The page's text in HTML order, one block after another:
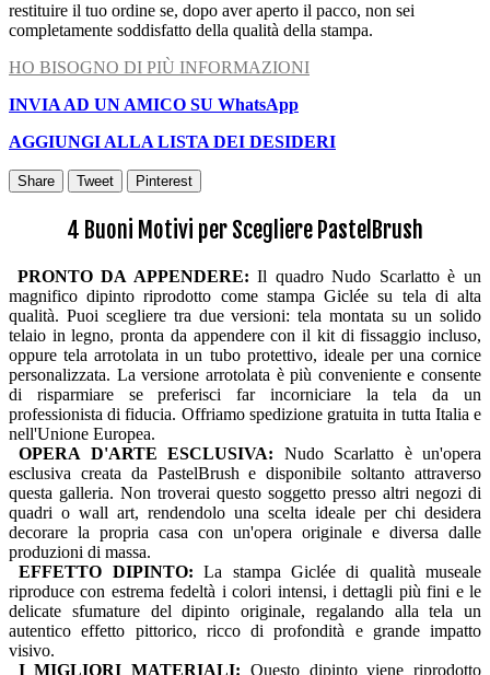
restituire il tuo ordine se, dopo aver aperto il pacco, non sei
completamente soddisfatto della qualità della stampa.
HO BISOGNO DI PIÙ INFORMAZIONI
INVIA AD UN AMICO SU WhatsApp
AGGIUNGI ALLA LISTA DEI DESIDERI
Share Tweet Pinterest
4 Buoni Motivi per Scegliere PastelBrush
PRONTO DA APPENDERE:Il quadro Nudo Scarlatto è un
magnifico dipinto riprodotto come stampa Giclée su tela di alta
qualità. Puoi scegliere tra due versioni: tela montata su un solido
telaio in legno, pronta da appendere con il kit di fissaggio incluso,
oppure tela arrotolata in un tubo protettivo, ideale per una cornice
personalizzata. La versione arrotolata è più conveniente e consente
di risparmiare se preferisci far incorniciare la tela da un
professionista di fiducia. Offriamo spedizione gratuita in tutta Italia e
nell'Unione Europea.
OPERA D'ARTE ESCLUSIVA: Nudo Scarlatto è un'opera
esclusiva creata da PastelBrush e disponibile soltanto attraverso
questa galleria. Non troverai questo soggetto presso altri negozi di
quadri o wall art, rendendolo una scelta ideale per chi desidera
decorare la propria casa con un'opera originale e diversa dalle
produzioni di massa.
EFFETTO DIPINTO: La stampa Giclée di qualità museale
riproduce con estrema fedeltà i colori intensi, i dettagli più fini e le
delicate sfumature del dipinto originale, regalando alla tela un
autentico effetto pittorico, ricco di profondità e grande impatto
visivo.
I MIGLIORI MATERIALI: Questo dipinto viene riprodotto